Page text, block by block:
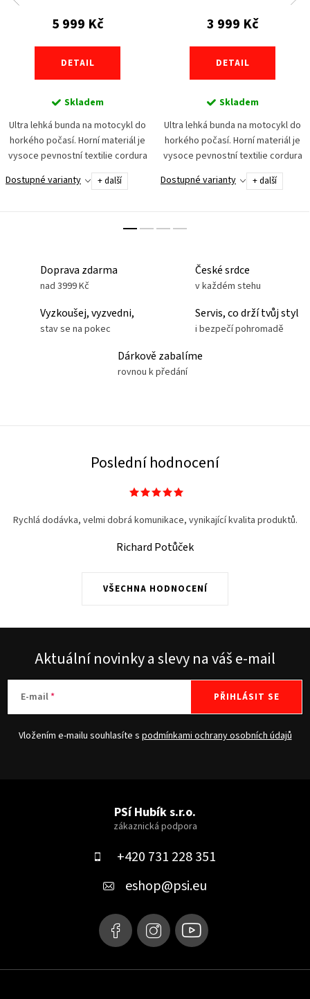
5 999 Kč
DETAIL
Skladem
Ultra lehká bunda na motocykl do
horkého počasí. Horní materiál je
vysoce pevnostní textilie cordura
a síťovina pro maximální odvětrání.
Bezpečnost zajišťuje set chráničů
Dostupné varianty + další
3 999 Kč
DETAIL
Skladem
Ultra lehká bunda na motocykl do
horkého počasí. Horní materiál je
vysoce pevnostní textilie cordura
a síťovina pro maximální odvětrání.
Bezpečnost zajišťuje set chráničů
Dostupné varianty + další
Doprava zdarma
nad 3999 Kč
České srdce
v každém stehu
Vyzkoušej, vyzvedni,
stav se na pokec
Servis, co drží tvůj styl
i bezpečí pohromadě
Dárkově zabalíme
rovnou k předání
Poslední hodnocení
VŠECHNA HODNOCENÍ
Rychlá dodávka, velmi dobrá komunikace, vynikající kvalita produktů.
Richard Potůček
Aktuální novinky a slevy na váš e-mail
E-mail
Vložením e-mailu souhlasíte s podmínkami ochrany osobních údajů
PŘIHLÁSIT SE
PSí Hubík s.r.o.
+420 731 228 351
eshop@psi.eu